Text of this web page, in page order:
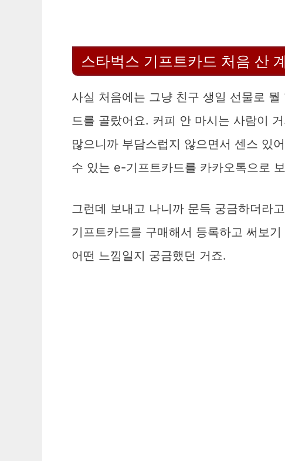
스타벅스 기프트카드 처음 산
사실 처음에는 그냥 친구 생일 선물로
드를 골랐어요. 커피 안 마시는 사람이
많으니까 부담스럽지 않으면서 센스 있
수 있는 e-기프트카드를 카카오톡으로
그런데 보내고 나니까 문득 궁금하더라
기프트카드를 구매해서 등록하고 써보
어떤 느낌일지 궁금했던 거죠.